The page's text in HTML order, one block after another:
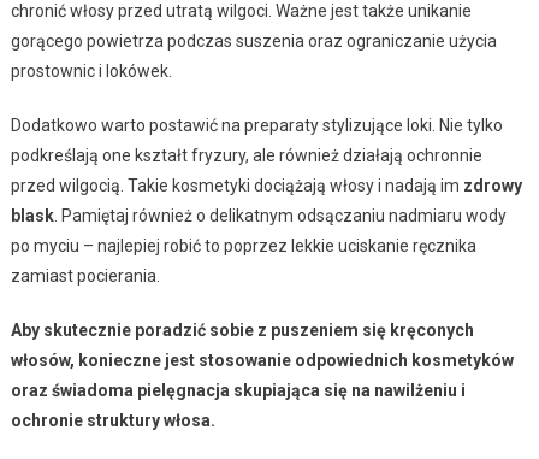
chronić włosy przed utratą wilgoci. Ważne jest także unikanie
gorącego powietrza podczas suszenia oraz ograniczanie użycia
prostownic i lokówek.
Dodatkowo warto postawić na preparaty stylizujące loki. Nie tylko
podkreślają one kształt fryzury, ale również działają ochronnie
przed wilgocią. Takie kosmetyki dociążają włosy i nadają im zdrowy
blask. Pamiętaj również o delikatnym odsączaniu nadmiaru wody
po myciu – najlepiej robić to poprzez lekkie uciskanie ręcznika
zamiast pocierania.
Aby skutecznie poradzić sobie z puszeniem się kręconych
włosów, konieczne jest stosowanie odpowiednich kosmetyków
oraz świadoma pielęgnacja skupiająca się na nawilżeniu i
ochronie struktury włosa.